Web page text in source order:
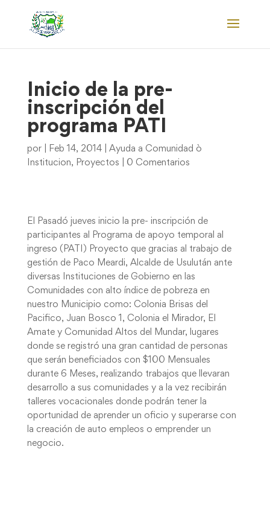
Inicio de la pre-
inscripción del
programa PATI
por Feb 14, 2014| Ayuda a Comunidad ò
Institucion, Proyectos 0 Comentarios
El Pasadó jueves inicio la pre- inscripción de
participantes al Programa de apoyo temporal al
ingreso (PATI) Proyecto que gracias al trabajo de
gestión de Paco Meardi, Alcalde de Usulután ante
diversas Instituciones de Gobierno en las
Comunidades con alto índice de pobreza en
nuestro Municipio como: Colonia Brisas del
Pacifico, Juan Bosco 1, Colonia el Mirador, El
Amate y Comunidad Altos del Mundar, lugares
donde se registró una gran cantidad de personas
que serán beneficiados con $100 Mensuales
durante 6 Meses, realizando trabajos que llevaran
desarrollo a sus comunidades y a la vez recibirán
talleres vocacionales donde podrán tener la
oportunidad de aprender un oficio y superarse con
la creación de auto empleos o emprender un
negocio.